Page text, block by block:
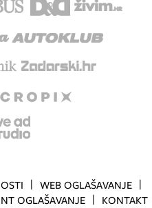
WEB OGLAŠAVANJE
OGLAŠAVANJE KONTAKT